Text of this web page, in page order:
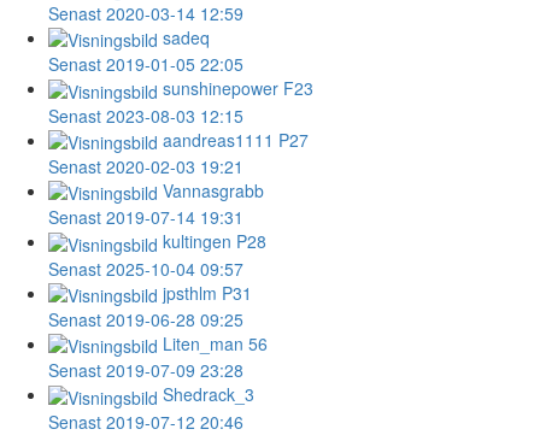
Senast 2020-03-14 12:59
sadeq
Senast 2019-01-05 22:05
sunshinepower F23
Senast 2023-08-03 12:15
aandreas1111 P27
Senast 2020-02-03 19:21
Vannasgrabb
Senast 2019-07-14 19:31
kultingen P28
Senast 2025-10-04 09:57
jpsthlm P31
Senast 2019-06-28 09:25
Liten_man 56
Senast 2019-07-09 23:28
Shedrack_3
Senast 2019-07-12 20:46